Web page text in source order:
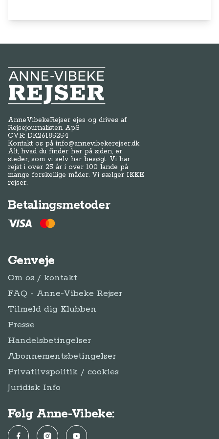
Anne-Vibeke Rejser
AnneVibekeRejser ejes og drives af
Rejsejournalisten ApS
CVR: DK26185254
Kontakt os påinfo@annevibekerejser.dk
Alt, hvad du finder her på siden, er
steder, som vi selv har besøgt. Vi har
rejst i over 25 år i over 100 lande på
mange forskellige måder. Vi sælger IKKE
rejser.
Betalingsmetoder
Genveje
Om os / kontakt
FAQ - Anne-Vibeke Rejser
Tilmeld dig Klubben
Presse
Handelsbetingelser
Abonnementsbetingelser
Privatlivspolitik / cookies
Juridisk Info
Følg Anne-Vibeke:
FacebookInstagramYouTube